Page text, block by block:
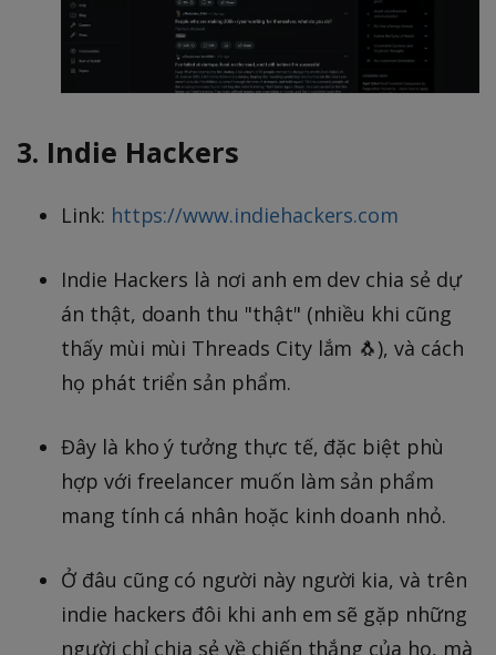
3. Indie Hackers
Link: https://www.indiehackers.com
Indie Hackers là nơi anh em dev chia sẻ dự
án thật, doanh thu "thật" (nhiều khi cũng
thấy mùi mùi Threads City lắm 🐧), và cách
họ phát triển sản phẩm.
Đây là kho ý tưởng thực tế, đặc biệt phù
hợp với freelancer muốn làm sản phẩm
mang tính cá nhân hoặc kinh doanh nhỏ.
Ở đâu cũng có người này người kia, và trên
indie hackers đôi khi anh em sẽ gặp những
người chỉ chia sẻ về chiến thắng của họ, mà